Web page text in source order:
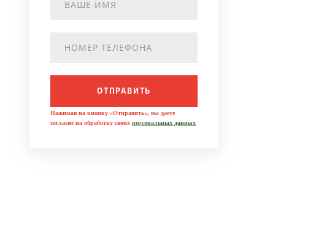
ОТПРАВИТЬ
Нажимая на кнопку «Отправить», вы даете
согласие на обработку своих персональных данных